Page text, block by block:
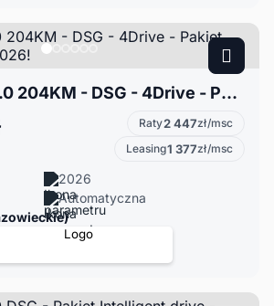
Cupra Leon 2.0 204KM - DSG - 4Drive - Pakiet Edge - Rocznik 2026!
Raty2 447zł/msc
Leasing1 377zł/msc
2026
Automatyczna